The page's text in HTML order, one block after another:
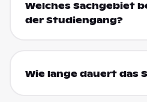
Welches Sachgebiet
der Studiengang?
Wie lange dauert das